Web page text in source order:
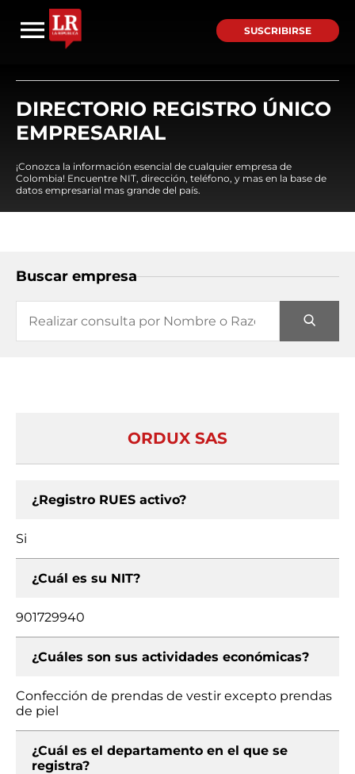
SUSCRIBIRSE
DIRECTORIO REGISTRO ÚNICO
EMPRESARIAL
¡Conozca la información esencial de cualquier empresa de
Colombia! Encuentre NIT, dirección, teléfono, y mas en la base de
datos empresarial mas grande del país.
Buscar empresa
ORDUX SAS
¿Registro RUES activo?
Si
¿Cuál es su NIT?
901729940
¿Cuáles son sus actividades económicas?
Confección de prendas de vestir excepto prendas
de piel
¿Cuál es el departamento en el que se
registra?